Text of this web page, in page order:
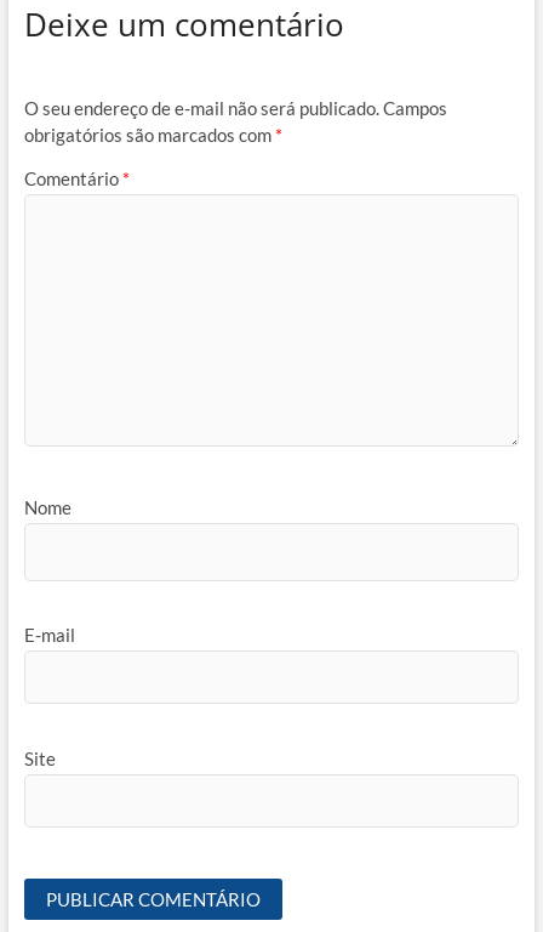
Deixe um comentário
O seu endereço de e-mail não será publicado.Campos
obrigatórios são marcados com *
Comentário *
Nome
E-mail
Site